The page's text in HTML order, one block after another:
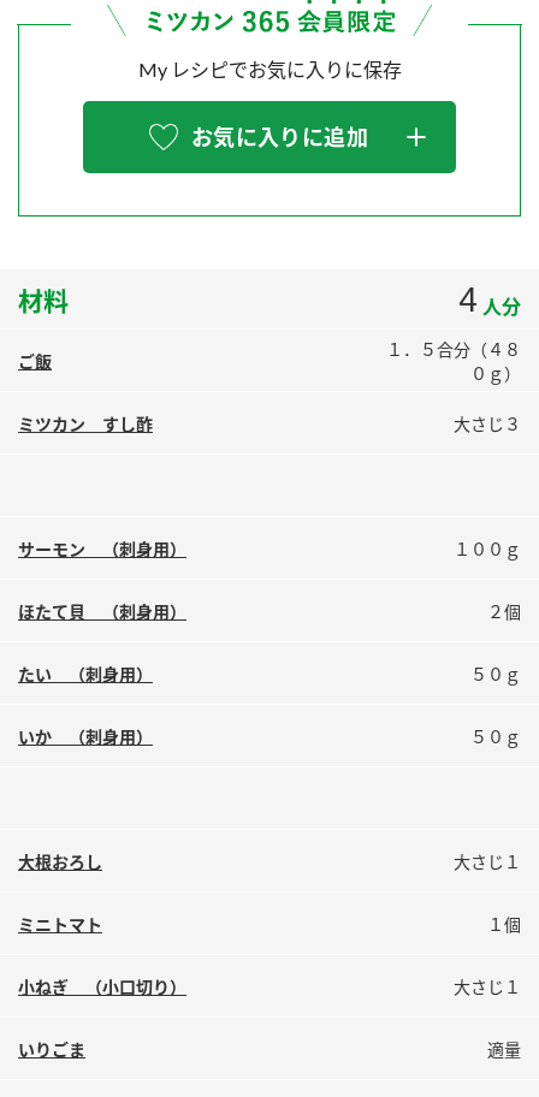
炊き込みご飯の素 米飯用調味液
Fibee
三ツ判山吹
スペシャルサイト
お酢を知ろう！
すしラボ
納豆の豆知識
ロングセラー商品 ＋ おすすめレシピ
MIM（ミツカンミュージアム）
お客様の声をいかしました
販売終了製品のご案内
よくあるご質問
My レシピでお気に入りに保存
お気に入りに追加
材料 4 人分
ご飯
１．５合分（４８
０ｇ）
ミツカン すし酢 大さじ３
サーモン （刺身用） １００ｇ
ほたて貝 （刺身用） ２個
たい （刺身用） ５０ｇ
いか （刺身用） ５０ｇ
大根おろし 大さじ１
ミニトマト １個
小ねぎ （小口切り） 大さじ１
いりごま 適量